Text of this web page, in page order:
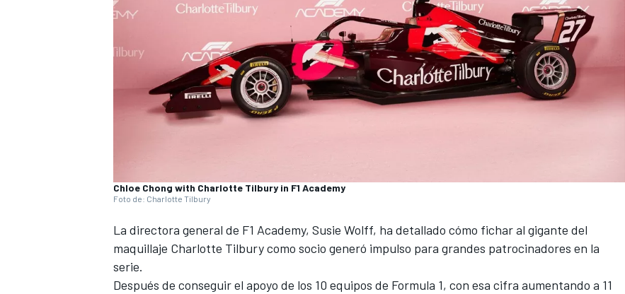
NASCAR CUP
Chloe Chong with Charlotte Tilbury in F1 Academy
Foto de: Charlotte Tilbury
La directora general de F1 Academy, Susie Wolff, ha detallado cómo fichar al gigante del
maquillaje Charlotte Tilbury como socio generó impulso para grandes patrocinadores en la
serie.
Después de conseguir el apoyo de los 10 equipos de Formula 1, con esa cifra aumentando a 11